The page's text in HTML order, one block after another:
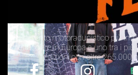
L’evento motoradunistico più
spettacolare in Europa e uno tra i
edizioni con oltre 265.000